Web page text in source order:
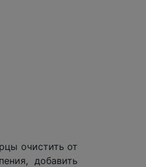
очистить от
добавить